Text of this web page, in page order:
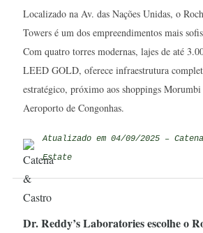
Localizado na Av. das Nações Unidas, o
Towers é um dos empreendimentos mais
Com quatro torres modernas, lajes de até
LEED GOLD, oferece infraestrutura
estratégico, próximo aos shoppings
Aeroporto de Congonhas.
Atualizado em 04/09/2025 –
Estate
Dr. Reddy’s Laboratories escolhe o